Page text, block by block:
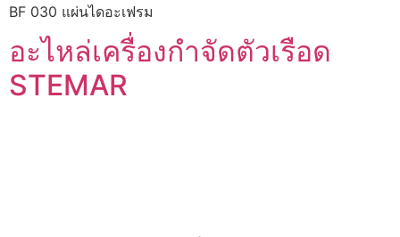
BF 030 แผ่นไดอะเฟรม
อะไหล่เครื่องกำจัดตัวเรือด
STEMAR